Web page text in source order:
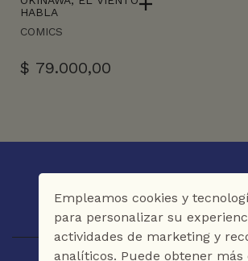
HABLA
COMICS
$ 79.000,00
Empleamos cookies y
para personalizar su
actividades de marketing y
analíticos. Puede obtener más